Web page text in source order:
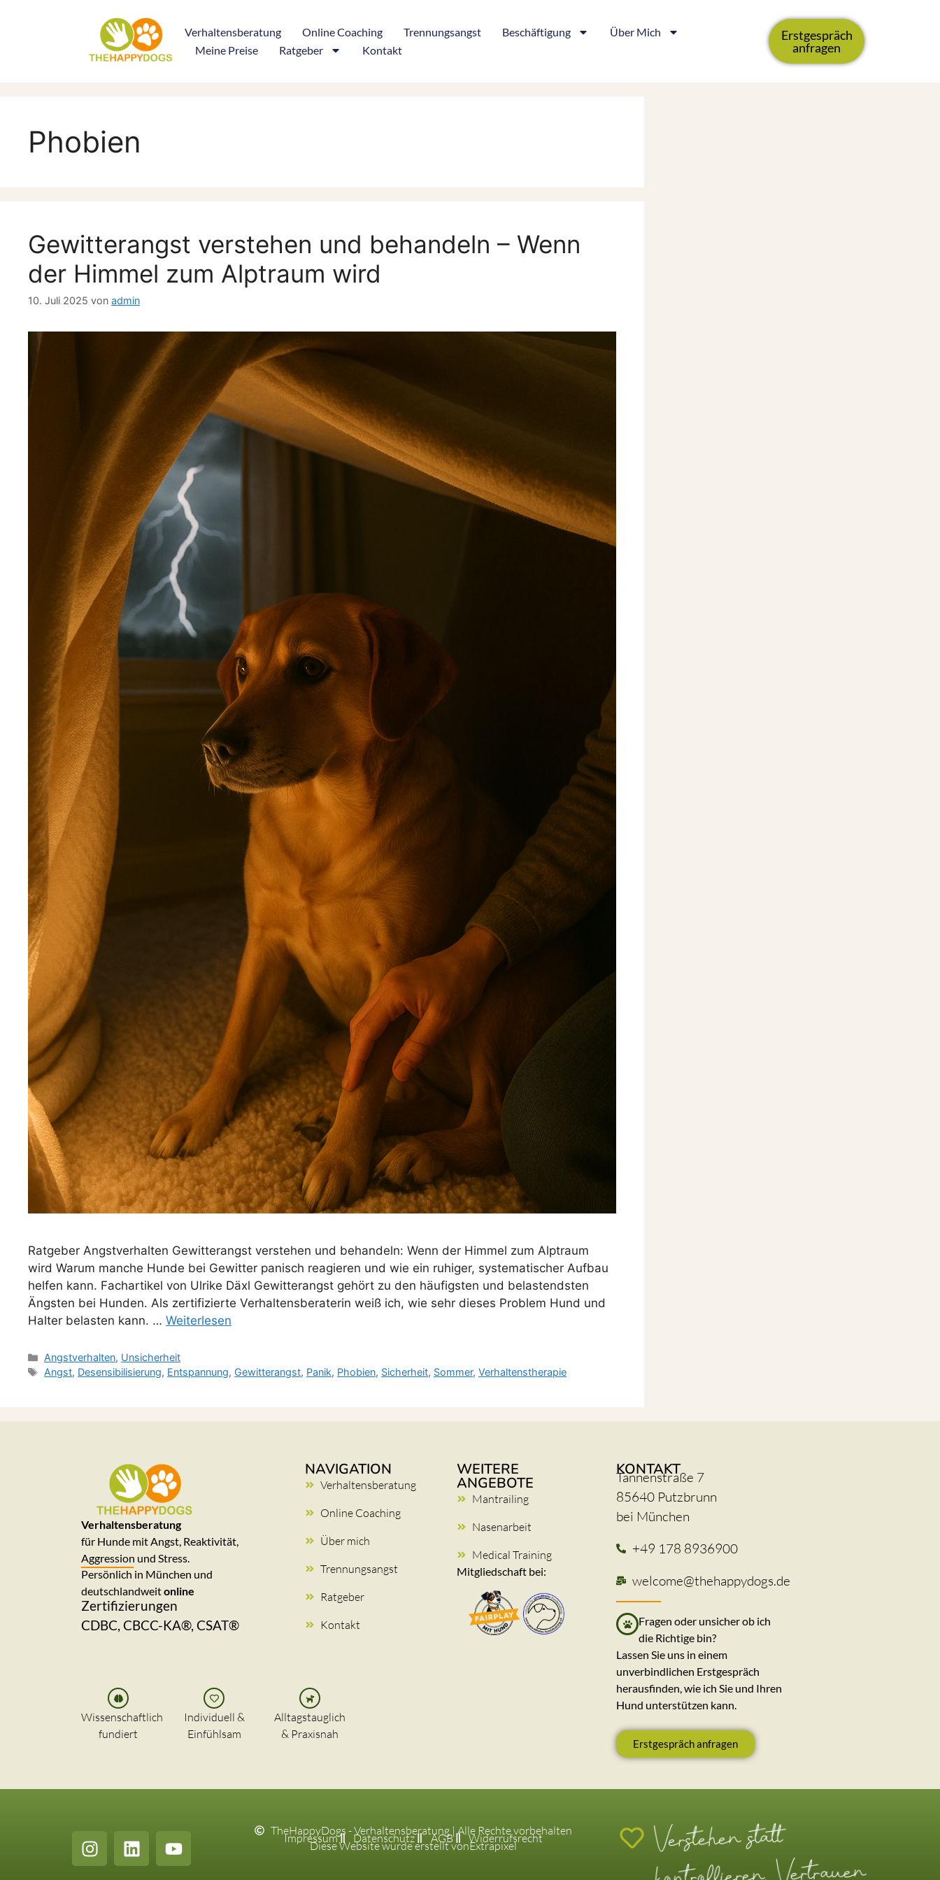
Verhaltensberatung Online Coaching Trennungsangst Beschäftigung
Über Mich
Meine Preise
Ratgeber Kontakt
Erstgespräch
anfragen
Phobien
Gewitterangst verstehen und behandeln – Wenn
der Himmel zum Alptraum wird
10. Juli 2025 von admin
Ratgeber Angstverhalten Gewitterangst verstehen und behandeln: Wenn der Himmel zum Alptraum
wird Warum manche Hunde bei Gewitter panisch reagieren und wie ein ruhiger, systematischer Aufbau
helfen kann. Fachartikel von Ulrike Däxl Gewitterangst gehört zu den häufigsten und belastendsten
Ängsten bei Hunden. Als zertifizierte Verhaltensberaterin weiß ich, wie sehr dieses Problem Hund und
Halter belasten kann. … Weiterlesen
Angstverhalten, Unsicherheit
Angst, Desensibilisierung, Entspannung, Gewitterangst, Panik, Phobien, Sicherheit, Sommer,Verhaltenstherapie
Verhaltensberatung
für Hunde mit Angst, Reaktivität,
Aggression und Stress.
Persönlich in München und
deutschlandweitonline
Zertifizierungen
CDBC, CBCC-KA®, CSAT®
NAVIGATION
Verhaltensberatung
Online Coaching
Über mich
Trennungsangst
Ratgeber
Kontakt
WEITERE
ANGEBOTE
Mantrailing
Nasenarbeit
Medical Training
Mitgliedschaft bei:
KONTAKT
Tannenstraße 7
85640 Putzbrunn
bei München
+49 178 8936900
welcome@thehappydogs.de
Fragen oder unsicher ob ich
die Richtige bin?
Lassen Sie uns in einem
unverbindlichen Erstgespräch
herausfinden, wie ich Sie und Ihren
Hund unterstützen kann.
Erstgespräch anfragen
Wissenschaftlich
fundiert
Individuell &
Einfühlsam
Alltagstauglich
& Praxisnah
TheHappyDogs - Verhaltensberatung | Alle Rechte vorbehalten
Impressum Datenschutz AGB Widerrufsrecht
Diese Website wurde erstellt vonExtrapixel Verstehen statt